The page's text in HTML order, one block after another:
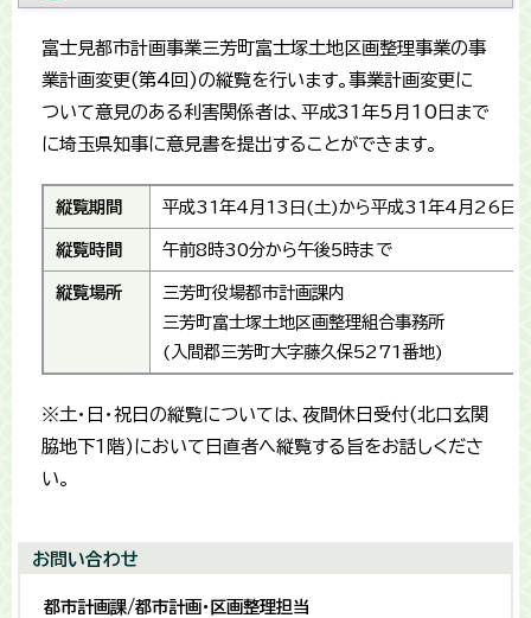
富士見都市計画事業三芳町富士塚土地区画整理事業の事
業計画変更(第4回)の縦覧を行います。事業計画変更に
ついて意見のある利害関係者は、平成31年5月10日まで
に埼玉県知事に意見書を提出することができます。
縦覧期間 平成31年4月13日(土)から平成31年4月26日(
縦覧時間 午前8時30分から午後5時まで
縦覧場所
三芳町役場都市計画課内
三芳町富士塚土地区画整理組合事務所
(入間郡三芳町大字藤久保5271番地)
※土・日・祝日の縦覧については、夜間休日受付(北口玄関
脇地下1階)において日直者へ縦覧する旨をお話しくださ
い。
お問い合わせ
都市計画課/都市計画・区画整理担当